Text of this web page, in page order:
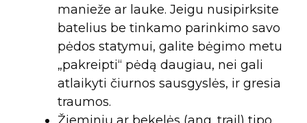
manieže ar lauke. Jeigu nusipirksite
batelius be tinkamo parinkimo savo
pėdos statymui, galite bėgimo metu
„pakreipti“ pėdą daugiau, nei gali
atlaikyti čiurnos sausgyslės, ir gresia
traumos.